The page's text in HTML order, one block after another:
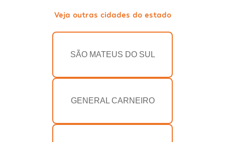
Veja outras cidades do estado
SÃO MATEUS DO SUL
GENERAL CARNEIRO